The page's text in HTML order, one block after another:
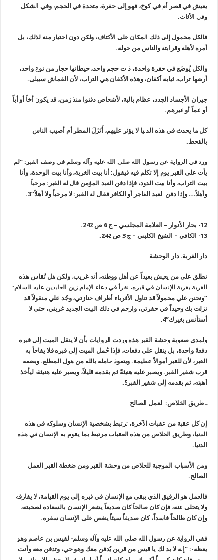
يعيش في قصر أم في كوخ، فهو إلى حفرة، متحدة في الحجم، وفي الشكل
وفي الأثاث.
فالكل محمول إلى ذلك المكان على الأكتاف، ولكن دون اختيار منه لذلك، بل
أمره لأهله وقرابته والناس من حوله.
والكل يُوضَع في حفرة واحدة، ذات حجم واحد، حيطانها حجار من نوع واحد،
أرضها تراب، ثيابه أكفان، وهذه الأكفان هي التراب، لأن القماش سيبلى.
جيران الأجساد الجدد، عظام بالية، لأشخاص دفنوا منذ زمن، قد يكون أخاً أو أباً
أو عماً أو غيرهم.
كل ما يحدث في هذه الدنيا لا يؤثر عليهم، أَنَزَلَ المطر أم أصيب الناس
بالقحط.
ورد في الرواية عن رسول الله صلى الله عليه وآله وسلم في وصف القبر: “لم
يأت على القبر يوم إلا تكلم فيه فيقول: أنا بيت الغربة، وأنا بيت الوحدة، وأنا
بيت التراب، وأنا بيت الدود، فإذا دفن العبد المؤمن قال له القبر: مرحباً
وأهلاً… وإذا دفن العبد الفاجر أو الكافر فقال له القبر: لا مرحباً ولا أهلاً”3.
12- بحار الأنوار – العلامة المجلسي – ج 6 ص 242.
13- الكافي – الشيخ الكليني – ج 3 ص 242.
دار الغربة، دار الوحشة
نطلق على من يعيش بعيداً عن أهل ووطنه، أنه غريب، ولكن هل تُقاس هذه
الغربة بغربة الإنسان في قبره، نقرأ في دعاء الإمام زين العابدين عليه السلام:
“وتحنن علي محمولاً قد تناول الأقرباء أطراف جنازتي، وجُد علي منقولاً قد
نزلت بك وحيداً في حفرتي، وارحم في ذلك البيت الجديد غربتي، حتى لا
أستأنس بغيرك”4.
ولمدى صعوبة وحشة القبر هذه وردت الروايات بأن لا ينقل الميت إلى قبره
دفعةً واحدة، بل ينقل على دفعات، فإذا حُمل الميت إلى قبره فلا يفاجأ به
القبر، لأن للقبر أهوالاً عظيمة. ويتعوذ حامله بالله من هول المطلع. ويضعه
قرب شفير القبر. ويصبر عليه هنيئةً ثم يقدمه قليلاً، ويصبر عليه هنيئة، ليأخذ
أهبته، ثم يقدمه إلى شفير القبر5.
ـ طريق الخلاص: العمل الصالح
إن كل عقبة من عقبات الآخرة، ترتبط بشخصية الإنسان وسلوكه في هذه
الدنيا، وطريق الخلاص من هذه العقبات مرتبط بما يقوم به الإنسان في هذه
الدنيا.
ومن الأسباب الموجبة للخلاص من وحشة القبر ومن ضغطة القبر العمل
الصالح.
فالعمل هو الرفيق الذي يبقى مع الإنسان في قبره إلى يوم القيامة، لا يفارقه
ولا يتخلى عنه، فإن كان صالحاً كان صديقاً يشعر الإنسان بالسعادة لصحبته،
وإن كان طالحاً فاسداً، كان صديقاً سيئاً ينغص على الإنسان سفره.
ففي الرواية عن رسول الله صلى الله عليه وآله وسلم- لقيس بن عاصم وهو
يعظه-: “إنه لا بد لك يا قيس من قرين يُدفن معك وهو حي، وتدفن معه وأنت